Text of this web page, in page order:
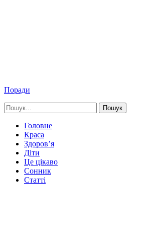
Поради
Головне
Краса
Здоров’я
Діти
Це цікаво
Сонник
Статті